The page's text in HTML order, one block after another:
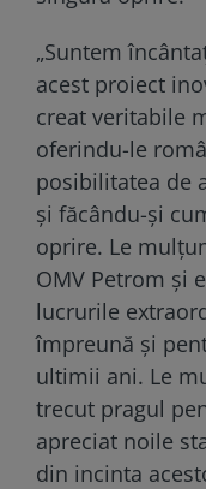
„Suntem
acest proiect
creat veritabile
oferindu-le
posibilitatea de
și făcându-și
oprire. Le
OMV Petrom și
lucrurile
împreună și
ultimii ani. Le
trecut pragul
apreciat noile
din incinta